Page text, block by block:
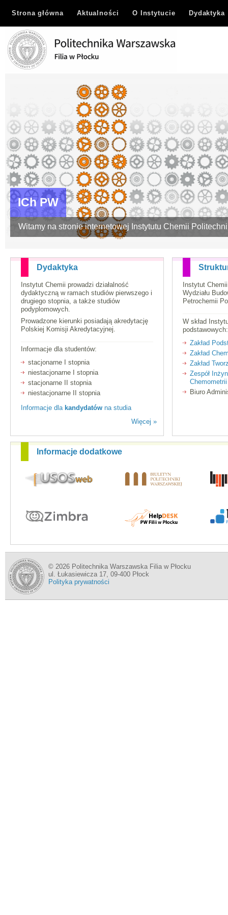
Strona główna Aktualności O Instytucie Dydaktyka
ICh PW
Witamy na stronie internetowej Instytutu Chemii
Dydaktyka
Instytut Chemii prowadzi działalność
dydaktyczną w ramach studiów pierwszego i
drugiego stopnia, a także studiów
podyplomowych.
Prowadzone kierunki posiadają akredytację
Polskiej Komisji Akredytacyjnej.
Informacje dla studentów:
stacjonarne I stopnia
niestacjonarne I stopnia
stacjonarne II stopnia
niestacjonarne II stopnia
Informacje dla kandydatów na studia
Więcej »
Instytut
Wydziału
Petrochemii
W skład
podstawowych:
Zakład
Zakład
Zakład
Zespół
Chemometrii
Biuro
Informacje dodatkowe
© 2026 Politechnika Warszawska Filia w Płocku
ul. Łukasiewicza 17, 09-400 Płock
Polityka prywatności